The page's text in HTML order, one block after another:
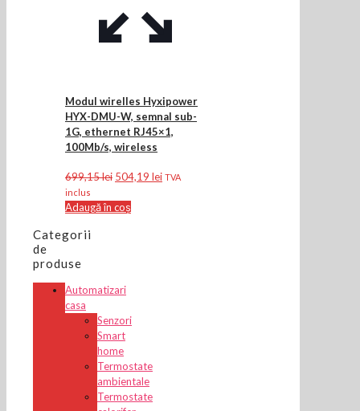
Modul wirelles Hyxipower
HYX-DMU-W, semnal sub-
1G, ethernet RJ45×1,
100Mb/s, wireless
699,15lei Prețul
a
504,19 leiPrețul
TVA
inclus
Adaugă în coș
Categorii
de
produse
Automatizari
casa
Senzori
Smart
home
Termostate
ambientale
Termostate